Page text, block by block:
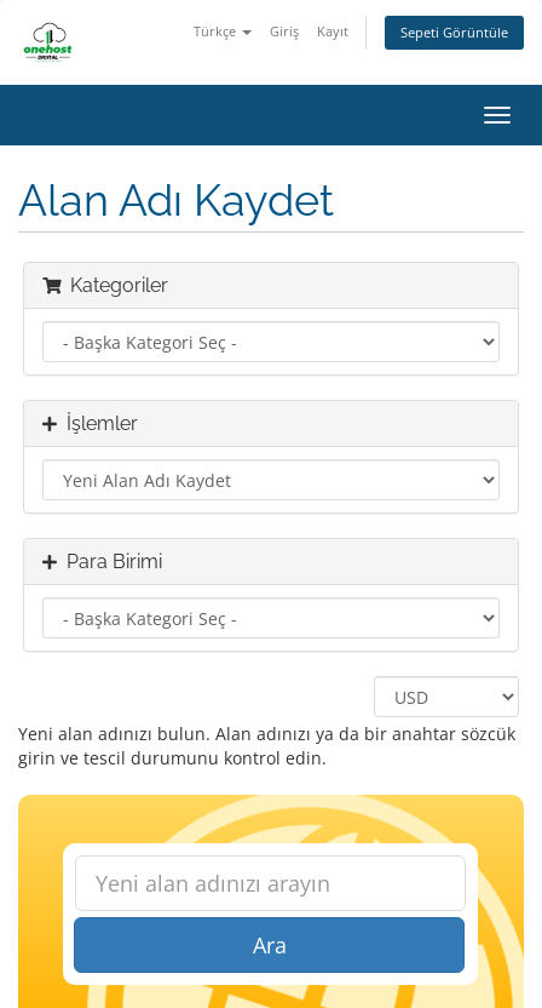
Türkçe Giriş Kayıt Sepeti Görüntüle
Alan Adı Kaydet
Kategoriler
İşlemler
Para Birimi
Yeni alan adınızı bulun. Alan adınızı ya da bir anahtar sözcük
girin ve tescil durumunu kontrol edin.
Ara